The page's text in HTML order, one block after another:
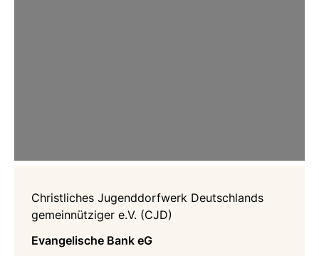
Christliches Jugenddorfwerk Deutschlands
gemeinnütziger e.V. (CJD)
Evangelische Bank eG